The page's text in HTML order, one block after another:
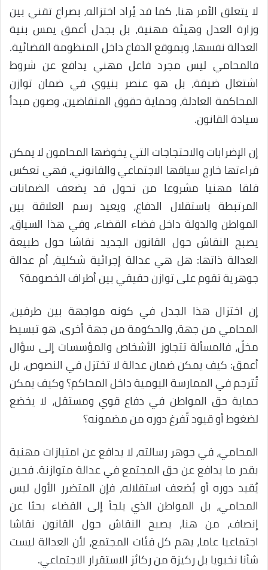
لا يتعلق الأمر هنا، كما قد يُراد اختزاله، بصراع تقني بين
وزارة العدل وهيئة مهنية، بل بجدل أعمق يمس بنية
العدالة نفسها، وبموقع الدفاع داخل المنظومة القضائية.
فالمحامي ليس مجرد فاعل مهني يدافع عن شروط
اشتغال ضيقة، بل هو عنصر بنيوي في ضمان توازن
المحاكمة العادلة، وحماية حقوق المتقاضين، وصون مبدأ
سيادة القانون.
إن الإضرابات والاحتجاجات التي يخوضها المحامون لا يمكن
قراءتها خارج سياقها الاجتماعي والقانوني، فهي تعكس
قلقا مهنيا مشروعا من تحول قد يضعف الضمانات
المرتبطة باستقلال الدفاع، ويعيد رسم العلاقة بين
المواطن والدولة داخل فضاء القضاء، وفي هذا السياق،
يصبح النقاش حول القانون الجديد نقاشا حول طبيعة
العدالة ذاتها: هل هي عدالة إجرائية شكلية، أم عدالة
جوهرية تقوم على توازن حقيقي بين أطراف الخصومة؟
إن اختزال هذا الجدل في كونه مواجهة بين طرفين،
المحامي من جهة، والحكومة من جهة أخرى، هو تبسيط
مخلّ، فالمسألة تتجاوز الأشخاص والمؤسسات إلى سؤال
أعمق: كيف يمكن ضمان عدالة لا تختزل في النصوص، بل
تُترجم في الممارسة اليومية داخل المحاكم؟ وكيف يمكن
حماية حق المواطن في دفاع قوي ومستقل، لا يخضع
لضغوط أو قيود تُفرغ دوره من مضمونه؟
المحامي، في جوهر رسالته، لا يدافع عن امتيازات مهنية
بقدر ما يدافع عن حق المجتمع في عدالة متوازنة. فحين
يُقيد دوره أو يُضعف استقلاله، فإن المتضرر الأول ليس
المحامي، بل المواطن الذي يلجأ إلى القضاء بحثا عن
إنصاف، من هنا، يصبح النقاش حول القانون نقاشا
اجتماعيا عاما، يهم كل فئات المجتمع، لأن العدالة ليست
شأنا نخبويا بل ركيزة من ركائز الاستقرار الاجتماعي.